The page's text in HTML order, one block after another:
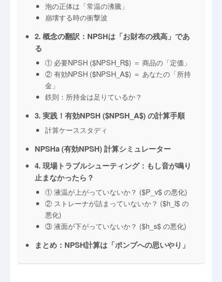
泡の正体は「常温の沸騰」
崩壊する時の衝撃波
2. 概念の翻訳：NPSHは「お財布の残高」であ
る
① 必要NPSH ($NPSH_R$) ＝ 商品の「定価」
② 有効NPSH ($NPSH_A$) ＝ あなたの「所持
金」
鉄則：所持金は足りているか？
3. 実践！有効NPSH ($NPSH_A$) の計算手順
計算ケーススタディ
NPSHa (有効NPSH) 計算シミュレーター
4. 現場トラブルシューティング：もし音が鳴り
止まなかったら？
① 液温が上がっていないか？ ($P_v$ の悪化)
② ストレーナが詰まっていないか？ ($h_l$ の
悪化)
③ 液面が下がっていないか？ ($h_s$ の悪化)
まとめ：NPSH計算は「ポンプへの思いやり」